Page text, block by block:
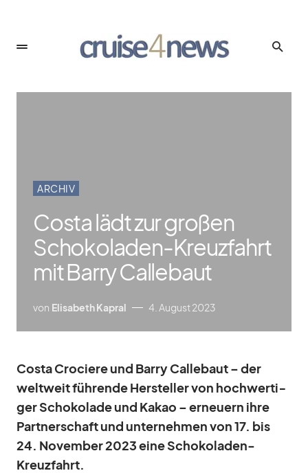
ARCHIV
Costa lädt zur großen
Schokoladen-Kreuzfahrt
mit Barry Callebaut
von Elisabeth Kapral 4. August 2023
Costa Cro­ciere und Barry Cal­le­baut – der
welt­weit füh­rende Her­stel­ler von hoch­wer­ti­
ger Scho­ko­lade und Ka­kao – er­neu­ern ihre
Part­ner­schaft und un­ter­neh­men von 17. bis
24. No­vem­ber 2023 eine Scho­ko­la­den-
Kreuz­fahrt.